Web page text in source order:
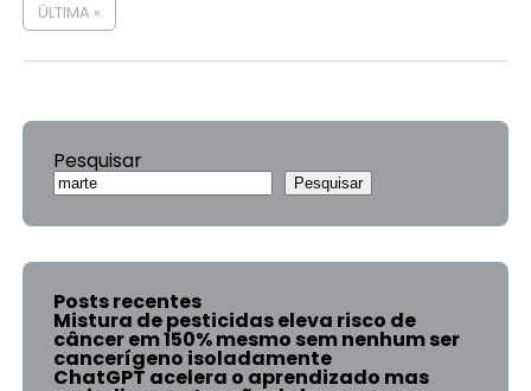
ÚLTIMA »
Pesquisar
Pesquisar
Posts recentes
Mistura de pesticidas eleva risco de
câncer em 150% mesmo sem nenhum ser
cancerígeno isoladamente
ChatGPT acelera o aprendizado mas